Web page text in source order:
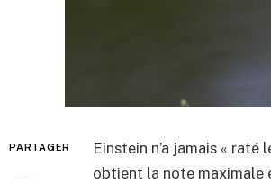
PARTAGER
Einstein n’a jamais « raté
obtient la note maximale